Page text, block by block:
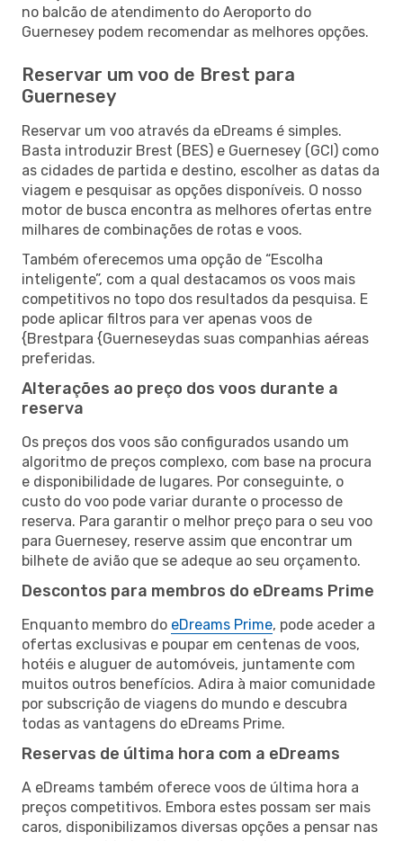
no balcão de atendimento do Aeroporto do
Guernesey podem recomendar as melhores opções.
Reservar um voo de Brest para
Guernesey
Reservar um voo através da eDreams é simples.
Basta introduzir Brest (BES) e Guernesey (GCI) como
as cidades de partida e destino, escolher as datas da
viagem e pesquisar as opções disponíveis. O nosso
motor de busca encontra as melhores ofertas entre
milhares de combinações de rotas e voos.
Também oferecemos uma opção de “Escolha
inteligente”, com a qual destacamos os voos mais
competitivos no topo dos resultados da pesquisa. E
pode aplicar filtros para ver apenas voos de
{Brestpara {Guerneseydas suas companhias aéreas
preferidas.
Alterações ao preço dos voos durante a
reserva
Os preços dos voos são configurados usando um
algoritmo de preços complexo, com base na procura
e disponibilidade de lugares. Por conseguinte, o
custo do voo pode variar durante o processo de
reserva. Para garantir o melhor preço para o seu voo
para Guernesey, reserve assim que encontrar um
bilhete de avião que se adeque ao seu orçamento.
Descontos para membros do eDreams Prime
Enquanto membro do eDreams Prime, pode aceder a
ofertas exclusivas e poupar em centenas de voos,
hotéis e aluguer de automóveis, juntamente com
muitos outros benefícios. Adira à maior comunidade
por subscrição de viagens do mundo e descubra
todas as vantagens do eDreams Prime.
Reservas de última hora com a eDreams
A eDreams também oferece voos de última hora a
preços competitivos. Embora estes possam ser mais
caros, disponibilizamos diversas opções a pensar nas